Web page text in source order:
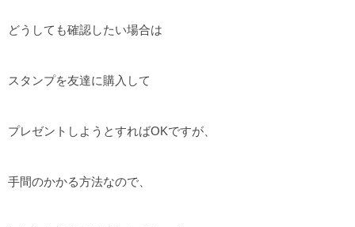
どうしても確認したい場合は
スタンプを友達に購入して
プレゼントしようとすればOKですが、
手間のかかる方法なので、